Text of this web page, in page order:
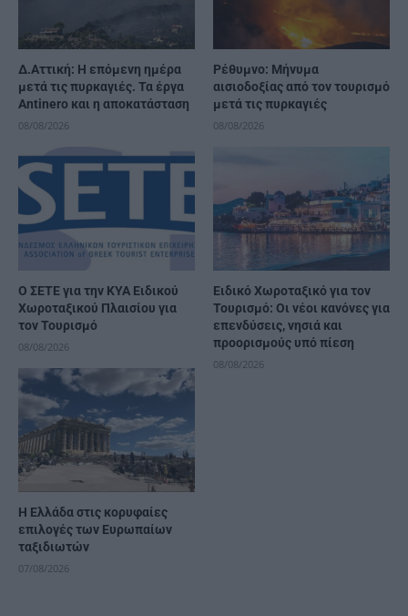
Δ.Αττική: Η επόμενη ημέρα
μετά τις πυρκαγιές. Τα έργα
Antinero και η αποκατάσταση
08/08/2026
Ρέθυμνο: Μήνυμα
αισιοδοξίας από τον τουρισμό
μετά τις πυρκαγιές
08/08/2026
Ο ΣΕΤΕ για την ΚΥΑ Ειδικού
Χωροταξικού Πλαισίου για
τον Τουρισμό
08/08/2026
Ειδικό Χωροταξικό για τον
Τουρισμό: Οι νέοι κανόνες για
επενδύσεις, νησιά και
προορισμούς υπό πίεση
08/08/2026
Η Ελλάδα στις κορυφαίες
επιλογές των Ευρωπαίων
ταξιδιωτών
07/08/2026